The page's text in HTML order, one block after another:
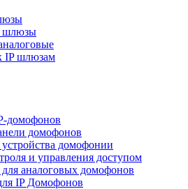
шлюзы
IP шлюзам
домофонов
домофонов
домофонии
и управления доступом
для аналоговых домофонов
IP Домофонов